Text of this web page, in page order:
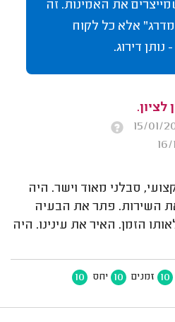
את האמינות. זה
אלא כל לקוח
דירוג.
לציון.
סבלני מאוד וישר. היה
השירות. פתר את הבעיה
הזמן. האיר את עינינו. היה
10 זמנים 10 יחס 10